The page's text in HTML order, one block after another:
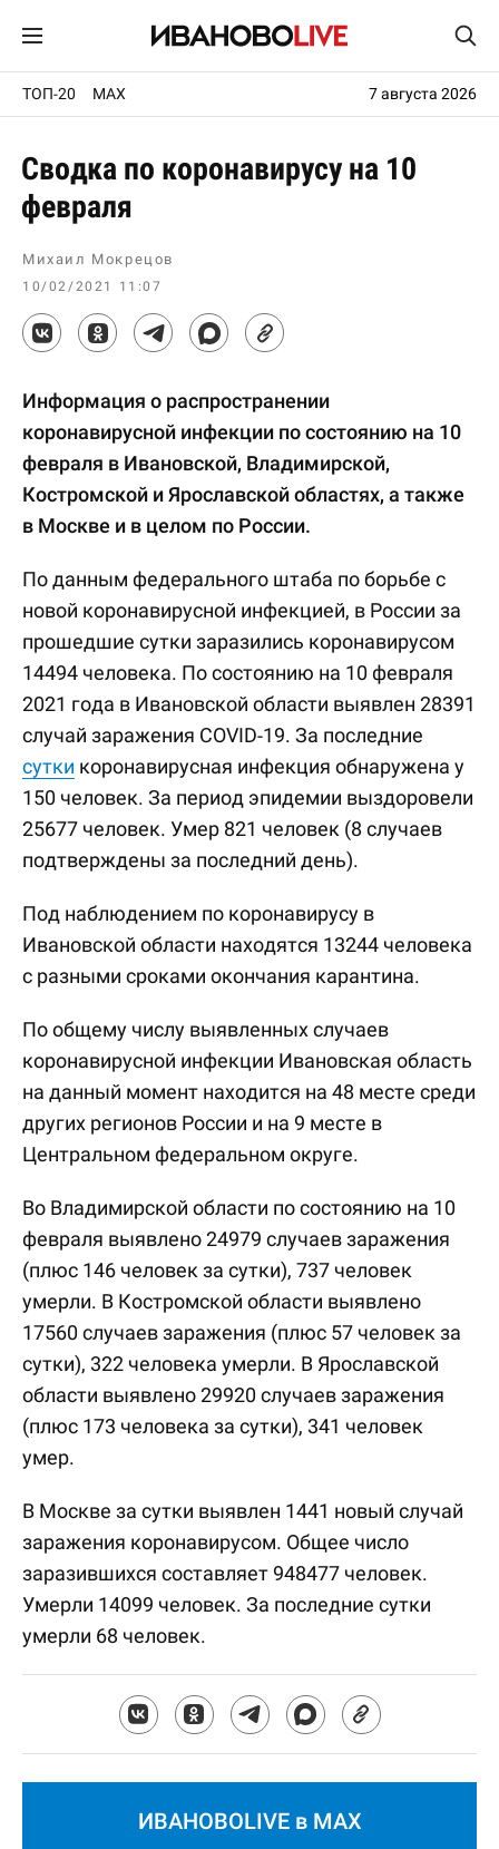
ТОП-20 MAX 7 августа 2026
Сводка по коронавирусу на 10
февраля
Михаил Мокрецов
10/02/2021 11:07
Информация о распространении
коронавирусной инфекции по состоянию на 10
февраля в Ивановской, Владимирской,
Костромской и Ярославской областях, а также
в Москве и в целом по России.
По данным федерального штаба по борьбе с
новой коронавирусной инфекцией, в России за
прошедшие сутки заразились коронавирусом
14494 человека. По состоянию на 10 февраля
2021 года в Ивановской области выявлен 28391
случай заражения COVID-19. За последние
сутки коронавирусная инфекция обнаружена у
150 человек. За период эпидемии выздоровели
25677 человек. Умер 821 человек (8 случаев
подтверждены за последний день).
Под наблюдением по коронавирусу в
Ивановской области находятся 13244 человека
с разными сроками окончания карантина.
По общему числу выявленных случаев
коронавирусной инфекции Ивановская область
на данный момент находится на 48 месте среди
других регионов России и на 9 месте в
Центральном федеральном округе.
Во Владимирской области по состоянию на 10
февраля выявлено 24979 случаев заражения
(плюс 146 человек за сутки), 737 человек
умерли. В Костромской области выявлено
17560 случаев заражения (плюс 57 человек за
сутки), 322 человека умерли. В Ярославской
области выявлено 29920 случаев заражения
(плюс 173 человека за сутки), 341 человек
умер.
В Москве за сутки выявлен 1441 новый случай
заражения коронавирусом. Общее число
заразившихся составляет 948477 человек.
Умерли 14099 человек. За последние сутки
умерли 68 человек.
ИВАНОВОLIVE в MAX